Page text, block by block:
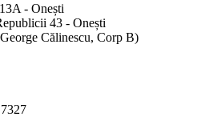
- Onești
43 - Onești
Călinescu, Corp B)